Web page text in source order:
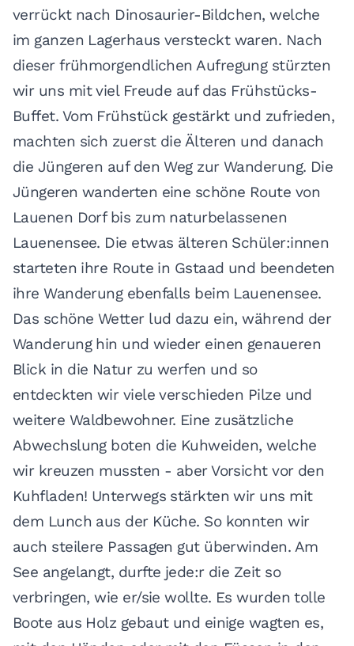
verrückt nach Dinosaurier-Bildchen, welche
im ganzen Lagerhaus versteckt waren. Nach
dieser frühmorgendlichen Aufregung stürzten
wir uns mit viel Freude auf das Frühstücks-
Buffet. Vom Frühstück gestärkt und zufrieden,
machten sich zuerst die Älteren und danach
die Jüngeren auf den Weg zur Wanderung. Die
Jüngeren wanderten eine schöne Route von
Lauenen Dorf bis zum naturbelassenen
Lauenensee. Die etwas älteren Schüler:innen
starteten ihre Route in Gstaad und beendeten
ihre Wanderung ebenfalls beim Lauenensee.
Das schöne Wetter lud dazu ein, während der
Wanderung hin und wieder einen genaueren
Blick in die Natur zu werfen und so
entdeckten wir viele verschieden Pilze und
weitere Waldbewohner. Eine zusätzliche
Abwechslung boten die Kuhweiden, welche
wir kreuzen mussten - aber Vorsicht vor den
Kuhfladen! Unterwegs stärkten wir uns mit
dem Lunch aus der Küche. So konnten wir
auch steilere Passagen gut überwinden. Am
See angelangt, durfte jede:r die Zeit so
verbringen, wie er/sie wollte. Es wurden tolle
Boote aus Holz gebaut und einige wagten es,